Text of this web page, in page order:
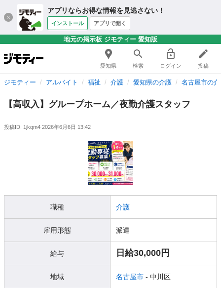
アプリならお得な情報を見逃さない！
インストール アプリで開く
地元の掲示板 ジモティー 愛知版
愛知県 検索 ログイン 投稿
ジモティー アルバイト 福祉 介護 愛知県の介護 名古屋市の
【高収入】グループホーム／夜勤介護スタッフ
投稿ID: 1jkqm4 2026年6月6日 13:42
職種 介護
雇用形態 派遣
給与 日給30,000円
地域 名古屋市 - 中川区